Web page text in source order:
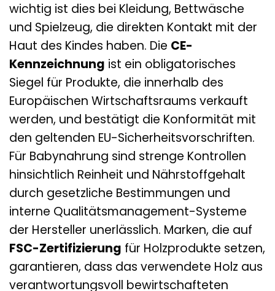
wichtig ist dies bei Kleidung, Bettwäsche
und Spielzeug, die direkten Kontakt mit der
Haut des Kindes haben. Die CE-
Kennzeichnung ist ein obligatorisches
Siegel für Produkte, die innerhalb des
Europäischen Wirtschaftsraums verkauft
werden, und bestätigt die Konformität mit
den geltenden EU-Sicherheitsvorschriften.
Für Babynahrung sind strenge Kontrollen
hinsichtlich Reinheit und Nährstoffgehalt
durch gesetzliche Bestimmungen und
interne Qualitätsmanagement-Systeme
der Hersteller unerlässlich. Marken, die auf
FSC-Zertifizierung für Holzprodukte setzen,
garantieren, dass das verwendete Holz aus
verantwortungsvoll bewirtschafteten